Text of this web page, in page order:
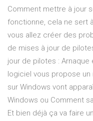
Comment mettre à jour
fonctionne, cela ne sert
vous allez créer des
de mises à jour de
jour de pilotes :
logiciel vous propose
sur Windows vont
Windows ou Comment
Et bien déjà ça va faire